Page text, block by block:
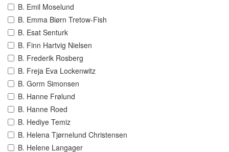
B. Emil Moselund
B. Emma Biørn Tretow-Fish
B. Esat Senturk
B. Finn Hartvig Nielsen
B. Frederik Rosberg
B. Freja Eva Lockenwitz
B. Gorm Simonsen
B. Hanne Frølund
B. Hanne Roed
B. Hediye Temiz
B. Helena Tjørnelund Christensen
B. Helene Langager